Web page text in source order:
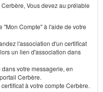
Vous devez au prélable
"Mon Compte" à l'aide de votre
l'association d'un certificat
un lien d'association dans
votre messagerie, en
Cerbère.
à votre compte Cerbère.